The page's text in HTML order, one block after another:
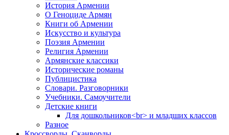
История Армении
О Геноциде Армян
Книги об Армении
Иcкусство и культура
Поэзия Армении
Религия Армении
Армянские классики
Исторические романы
Публицистика
Словари. Разговорники
Учебники. Самоучители
Детские книги
Для дошкольников<br> и младших классов
Разное